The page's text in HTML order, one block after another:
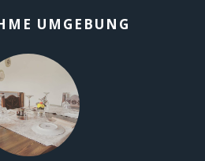
UMGEBUNG